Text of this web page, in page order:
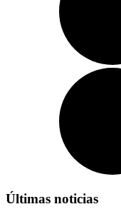
Últimas noticias